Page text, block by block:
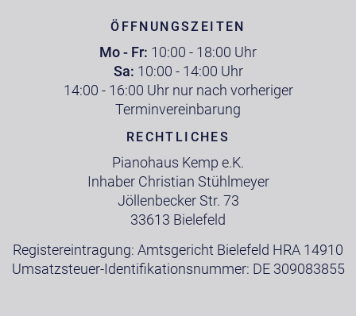
ÖFFNUNGSZEITEN
Mo - Fr: 10:00 - 18:00 Uhr
Sa: 10:00 - 14:00 Uhr
14:00 - 16:00 Uhr nur nach vorheriger
Terminvereinbarung
RECHTLICHES
Pianohaus Kemp e.K.
Inhaber Christian Stühlmeyer
Jöllenbecker Str. 73
33613 Bielefeld
Registereintragung: Amtsgericht Bielefeld HRA 14910
Umsatzsteuer-Identifikationsnummer: DE 309083855